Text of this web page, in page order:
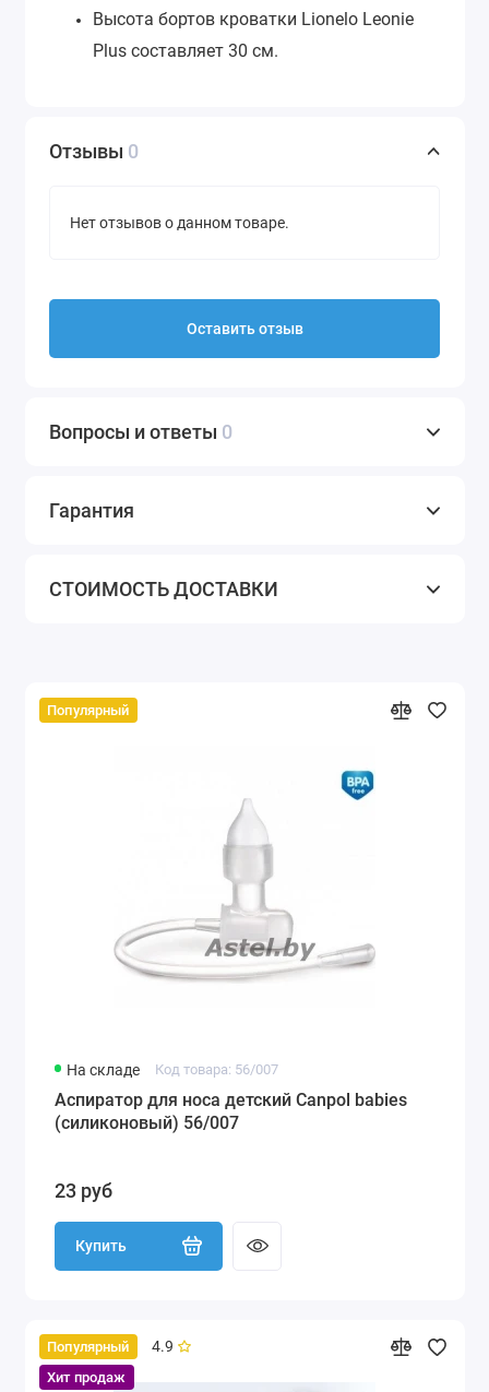
Высота бортов кроватки Lionelo Leonie
Plus составляет 30 см.
Отзывы 0
Нет отзывов о данном товаре.
Оставить отзыв
Вопросы и ответы 0
Гарантия
СТОИМОСТЬ ДОСТАВКИ
Популярный
На складе Код товара: 56/007
Аспиратор для носа детский Canpol babies
(силиконовый) 56/007
23 руб
Купить
Популярный
Хит продаж
4.9